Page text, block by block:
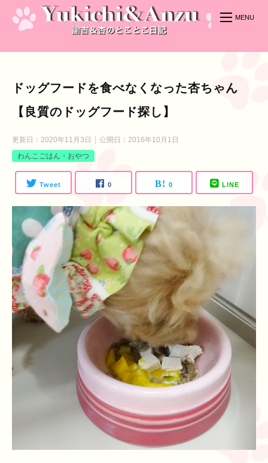
ドッグフードを食べなくなった杏ちゃん
【良質のドッグフード探し】
更新日： 2020年11月3日 公開日： 2016年10月1日
わんこごはん・おやつ
Tweet 0 0 LINE